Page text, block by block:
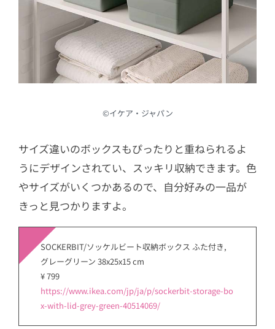
©︎イケア・ジャパン
サイズ違いのボックスもぴったりと重ねられるよ
うにデザインされてい、スッキリ収納できます。色
やサイズがいくつかあるので、自分好みの一品が
きっと見つかりますよ。
SOCKERBIT/ソッケルビート収納ボックス ふた付き,
グレーグリーン 38x25x15 cm
¥ 799
https://www.ikea.com/jp/ja/p/sockerbit-storage-bo
x-with-lid-grey-green-40514069/